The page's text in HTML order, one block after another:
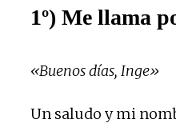
1º) Me llama
«Buenos días, Inge»
Un saludo y mi